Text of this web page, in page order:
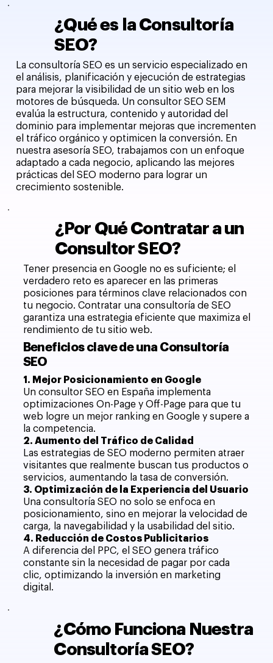
¿Qué es la Consultoría
SEO?
La consultoría SEO es un servicio especializado en
el análisis, planificación y ejecución de estrategias
para mejorar la visibilidad de un sitio web en los
motores de búsqueda. Un consultor SEO SEM
evalúa la estructura, contenido y autoridad del
dominio para implementar mejoras que incrementen
el tráfico orgánico y optimicen la conversión. En
nuestra asesoría SEO, trabajamos con un enfoque
adaptado a cada negocio, aplicando las mejores
prácticas del SEO moderno para lograr un
crecimiento sostenible.
¿Por Qué Contratar a un
Consultor SEO?
Tener presencia en Google no es suficiente; el
verdadero reto es aparecer en las primeras
posiciones para términos clave relacionados con
tu negocio. Contratar una consultoría de SEO
garantiza una estrategia eficiente que maximiza el
rendimiento de tu sitio web.
Beneficios clave de una Consultoría
SEO
1. Mejor Posicionamiento en Google
Un consultor SEO en España implementa
optimizaciones On-Page y Off-Page para que tu
web logre un mejor ranking en Google y supere a
la competencia.
2. Aumento del Tráfico de Calidad
Las estrategias de SEO moderno permiten atraer
visitantes que realmente buscan tus productos o
servicios, aumentando la tasa de conversión.
3. Optimización de la Experiencia del Usuario
Una consultoría SEO no solo se enfoca en
posicionamiento, sino en mejorar la velocidad de
carga, la navegabilidad y la usabilidad del sitio.
4. Reducción de Costos Publicitarios
A diferencia del PPC, el SEO genera tráfico
constante sin la necesidad de pagar por cada
clic, optimizando la inversión en marketing
digital.
¿Cómo Funciona Nuestra
Consultoría SEO?